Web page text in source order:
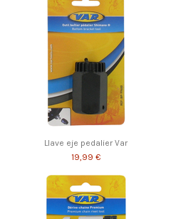
Llave eje pedalier Var
19,99 €